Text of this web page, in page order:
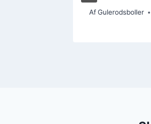
AfGulerodsboller